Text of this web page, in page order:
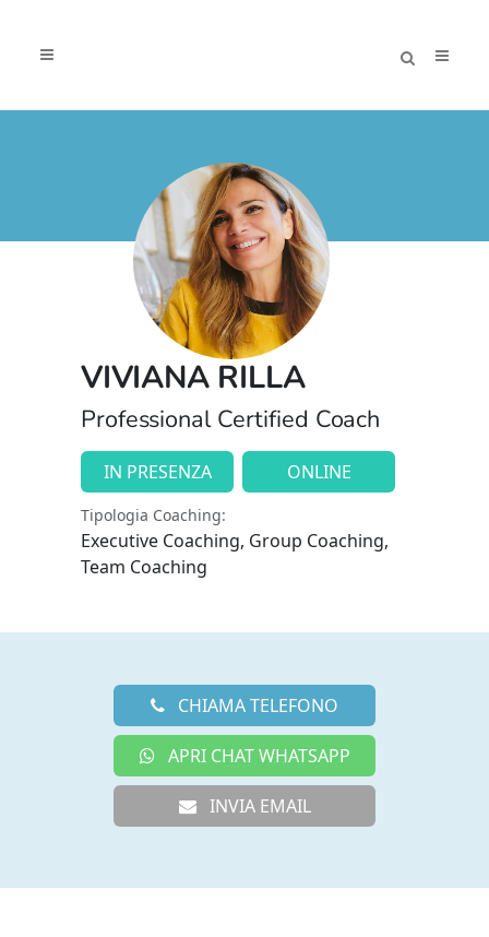
VIVIANA RILLA
Professional Certified Coach
IN PRESENZA ONLINE
Tipologia Coaching:
Executive Coaching, Group Coaching,
Team Coaching
CHIAMA TELEFONO
APRI CHAT WHATSAPP
INVIA EMAIL